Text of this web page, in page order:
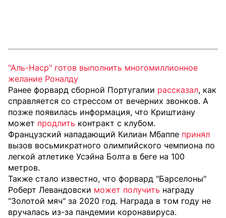
"Аль-Наср" готов выполнить многомиллионное
желание Роналду
Ранее форвард сборной Португалии рассказал, как
справляется со стрессом от вечерних звонков. А
позже появилась информация, что Криштиану
может продлить контракт с клубом.
Французский нападающий Килиан Мбаппе принял
вызов восьмикратного олимпийского чемпиона по
легкой атлетике Усэйна Болта в беге на 100
метров.
Также стало известно, что форвард "Барселоны"
Роберт Левандовски может получить награду
"Золотой мяч" за 2020 год. Награда в том году не
вручалась из-за пандемии коронавируса.